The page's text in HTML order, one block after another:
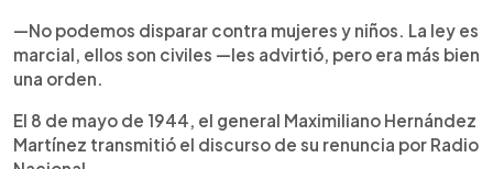
—No podemos disparar contra mujeres y niños. La ley es
marcial, ellos son civiles —les advirtió, pero era más bien
una orden.
El 8 de mayo de 1944, el general Maximiliano Hernández
Martínez transmitió el discurso de su renuncia por Radio